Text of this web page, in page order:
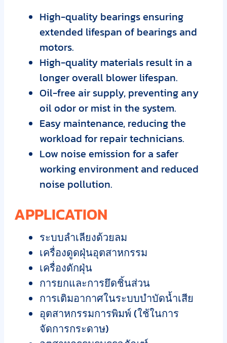
High-quality bearings ensuring
extended lifespan of bearings and
motors.
High-quality materials result in a
longer overall blower lifespan.
Oil-free air supply, preventing any
oil odor or mist in the system.
Easy maintenance, reducing the
workload for repair technicians.
Low noise emission for a safer
working environment and reduced
noise pollution.
APPLICATION
ระบบลำเลียงด้วยลม
เครื่องดูดฝุ่นอุตสาหกรรม
เครื่องดักฝุ่น
การยกและการยึดชิ้นส่วน
การเติมอากาศในระบบบำบัดน้ำเสีย
อุตสาหกรรมการพิมพ์ (ใช้ในการ
จัดการกระดาษ)